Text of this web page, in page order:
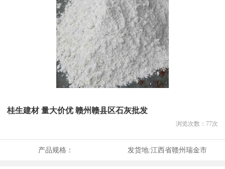
桂生建材 量大价优 赣州赣县区石灰批发
浏览次数： 77次
产品规格： 发货地:江西省赣州瑞金市